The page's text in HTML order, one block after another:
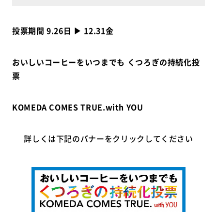
投票期間 9.26日 ▶︎ 12.31金
おいしいコーヒーをいつまでも くつろぎの持続化投
票
KOMEDA COMES TRUE.with YOU
詳しくは下記のバナーをクリックしてください